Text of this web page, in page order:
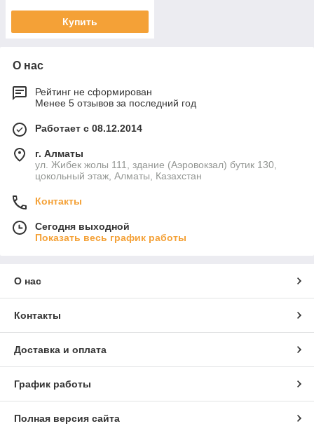
Купить
О нас
Рейтинг не сформирован
Менее 5 отзывов за последний год
Работает с 08.12.2014
г. Алматы
ул. Жибек жолы 111, здание (Аэровокзал) бутик 130,
цокольный этаж, Алматы, Казахстан
Контакты
Сегодня выходной
Показать весь график работы
О нас
Контакты
Доставка и оплата
График работы
Полная версия сайта